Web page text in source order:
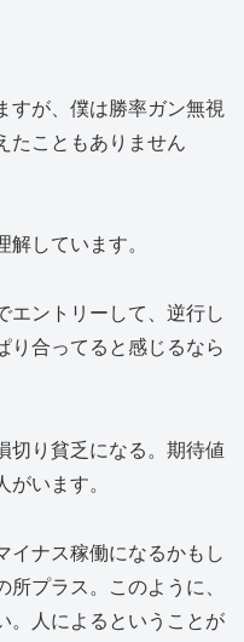
すが、僕は勝率ガン無視
たこともありません
しています。
エントリーして、逆行し
り合ってると感じるなら
切り貧乏になる。期待値
います。
イナス稼働になるかもし
プラス。このように、
。人によるということが